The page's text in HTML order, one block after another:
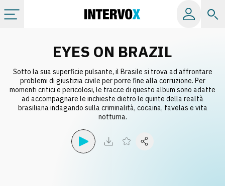
Album
Label
EYES ON BRAZIL
Sotto la sua superficie pulsante, il Brasile si trova ad affrontare
problemi di giustizia civile per porre fine alla corruzione. Per
momenti critici e pericolosi, le tracce di questo album sono adatte
ad accompagnare le inchieste dietro le quinte della realtà
brasiliana indagando sulla criminalità, cocaina, favelas e vita
notturna.